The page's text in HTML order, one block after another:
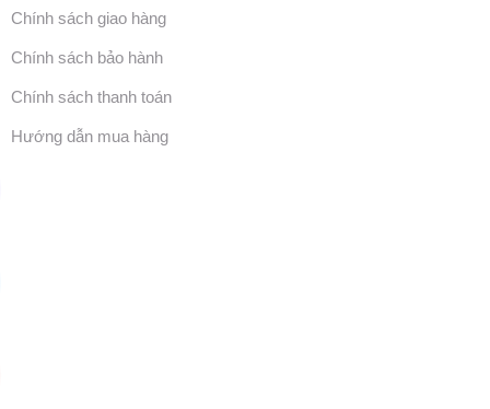
Chính sách giao hàng
Chính sách bảo hành
Chính sách thanh toán
Hướng dẫn mua hàng